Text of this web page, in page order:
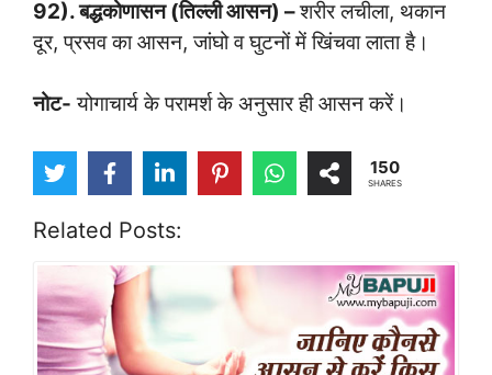
92). बद्धकोणासन (तिल्ली आसन) –शरीर लचीला, थकान
दूर, प्रसव का आसन, जांघो व घुटनों में खिंचवा लाता है।
नोट- योगाचार्य के परामर्श के अनुसार ही आसन करें।
150
SHARES
Related Posts: